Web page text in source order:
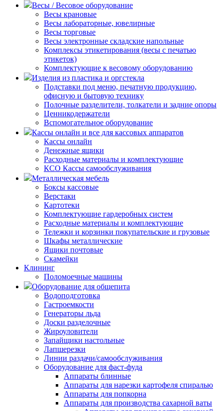
Весы / Весовое оборудование
Весы крановые
Весы лабораторные, ювелирные
Весы торговые
Весы электронные складские напольные
Комплексы этикетирования (весы с печатью
этикеток)
Комплектующие к весовому оборудованию
Изделия из пластика и оргстекла
Подставки под меню, печатную продукцию,
офисную и бытовую технику
Полочные разделители, толкатели и задние опоры
Ценникодержатели
Вспомогательное оборудование
Кассы онлайн и все для кассовых аппаратов
Кассы онлайн
Денежные ящики
Расходные материалы и комплектующие
КСО Кассы самообслуживания
Металлическая мебель
Боксы кассовые
Верстаки
Картотеки
Комплектующие гардеробных систем
Расходные материалы и комплектующие
Тележки и корзинки покупательские и грузовые
Шкафы металлические
Ящики почтовые
Скамейки
Клининг
Поломоечные машины
Оборудование для общепита
Водоподготовка
Гастроемкости
Генераторы льда
Доски разделочные
Жироуловители
Запайщики настольные
Лапшерезки
Линии раздачи/самообслуживания
Оборудование для фаст-фуда
Аппараты блинные
Аппараты для нарезки картофеля спиралью
Аппараты для попкорна
Аппараты для производства сахарной ваты